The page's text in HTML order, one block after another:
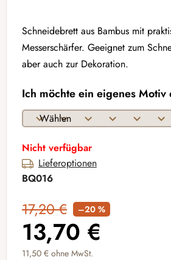
Schneidebrett aus Bambus mit
Messerschärfer. Geeignet zum
aber auch zur Dekoration.
Ich möchte ein eigenes Motiv
Nicht verfügbar
Lieferoptionen
BQ016
17,20 € –20 %
13,70 €
11,50 € ohne MwSt.